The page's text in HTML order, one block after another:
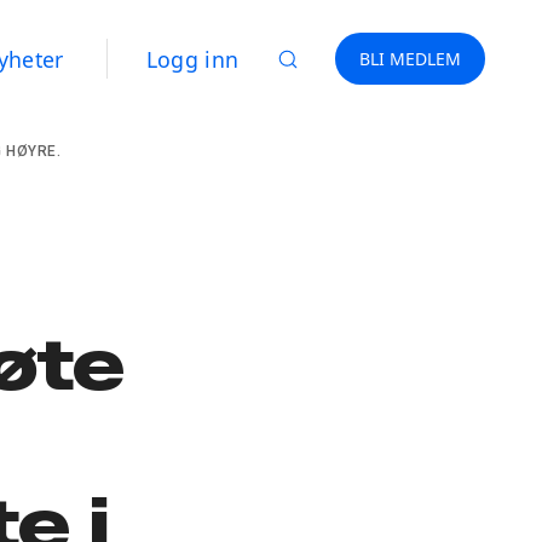
Logg inn BLI MEDLEM
HØYRE.
i